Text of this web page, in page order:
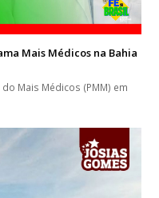
Mais Médicos na Bahia
Mais Médicos (PMM) em